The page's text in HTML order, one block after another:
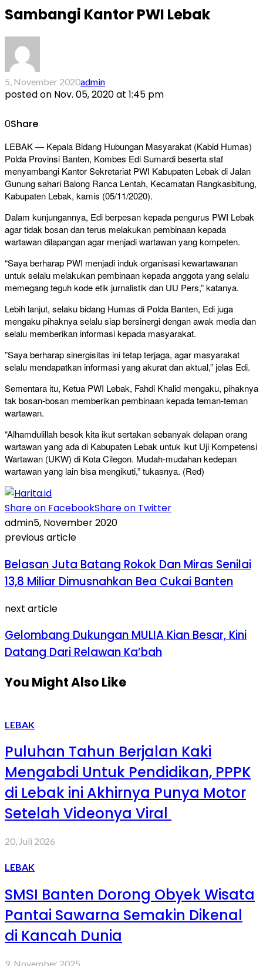
Sambangi Kantor PWI Lebak
5, November 2020admin
posted on Nov. 05, 2020 at 1:45 pm
0Share
LEBAK — Kepala Bidang Hubungan Masyarakat (Kabid Humas)
Polda Provinsi Banten, Kombes Edi Sumardi beserta staf
menyambangi Kantor Sekretariat PWI Kabupaten Lebak di Jalan
Gunung sahari Balong Ranca Lentah, Kecamatan Rangkasbitung,
Kabupaten Lebak, kamis (05/11/2020).
Dalam kunjungannya, Edi berpesan kepada pengurus PWI Lebak
agar tidak bosan dan terus melakukan pembinaan kepada
wartawan dilapangan agar menjadi wartawan yang kompeten.
“Saya berharap PWI menjadi induk organisasi kewartawanan
untuk selalu melakukan pembinaan kepada anggota yang selalu
memegang teguh kode etik jurnalistik dan UU Pers,” katanya.
Lebih lanjut, selaku bidang Humas di Polda Banten, Edi juga
mengaku pihaknya selalu siap bersinergi dengan awak media dan
selalu memberikan informasi kepada masyarakat.
”Saya berharap sinergisitas ini tetap terjaga, agar masyarakat
selalu mendapatkan informasi yang akurat dan aktual,” jelas Edi.
Sementara itu, Ketua PWI Lebak, Fahdi Khalid mengaku, pihaknya
tak bosan-bosan memberikan pembinaan kepada teman-teman
wartawan.
“Alhamdulillah besok kita ikut sertakan sebanyak delapan orang
wartawan yang ada di Kabupaten Lebak untuk ikut Uji Kompetensi
Wartawan (UKW) di Kota Cilegon. Mudah-mudahan kedepan
wartawan yang lain bisa mengikuti,” tukasnya. (Red)
Share on FacebookShare on Twitter
admin5, November 2020
previous article
Belasan Juta Batang Rokok Dan Miras Senilai
13,8 Miliar Dimusnahkan Bea Cukai Banten
next article
Gelombang Dukungan MULIA Kian Besar, Kini
Datang Dari Relawan Ka’bah
You Might Also Like
LEBAK
Puluhan Tahun Berjalan Kaki
Mengabdi Untuk Pendidikan, PPPK
di Lebak ini Akhirnya Punya Motor
Setelah Videonya Viral
20, Juli 2026
LEBAK
SMSI Banten Dorong Obyek Wisata
Pantai Sawarna Semakin Dikenal
di Kancah Dunia
9, November 2025